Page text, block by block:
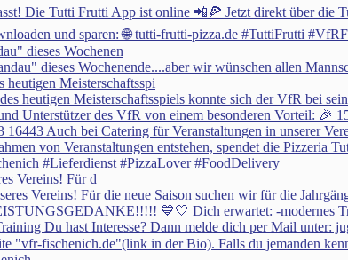
dieses Wochenen
Meisterschaftsspi
Vereins! Für d